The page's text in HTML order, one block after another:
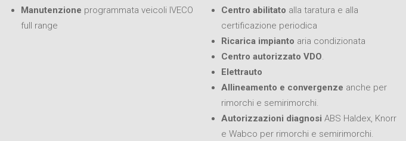
Manutenzione programmata veicoli IVECO
full range
Centro abilitato alla taratura e alla
certificazione periodica
Ricarica impianto aria condizionata
Centro autorizzato VDO.
Elettrauto
Allineamento e convergenze anche per
rimorchi e semirimorchi.
Autorizzazioni diagnosi ABS Haldex, Knorr
e Wabco per rimorchi e semirimorchi.